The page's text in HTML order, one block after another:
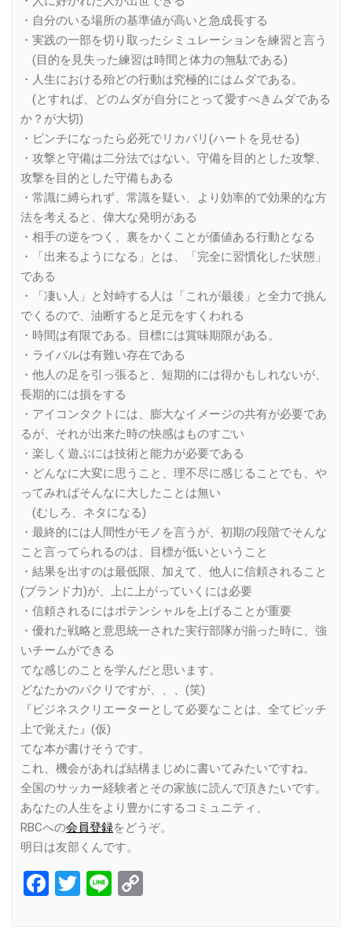
・自分のいる場所の基準値が高いと急成長する
・実践の一部を切り取ったシミュレーションを練習と言う
(目的を見失った練習は時間と体力の無駄である)
・人生における殆どの行動は究極的にはムダである。
(とすれば、どのムダが自分にとって愛すべきムダである
か？が大切)
・ピンチになったら必死でリカバリ(ハートを見せる)
・攻撃と守備は二分法ではない。守備を目的とした攻撃、
攻撃を目的とした守備もある
・常識に縛られず、常識を疑い、より効率的で効果的な方
法を考えると、偉大な発明がある
・相手の逆をつく、裏をかくことが価値ある行動となる
・「出来るようになる」とは、「完全に習慣化した状態」
である
・「凄い人」と対峙する人は「これが最後」と全力で挑ん
でくるので、油断すると足元をすくわれる
・時間は有限である。目標には賞味期限がある。
・ライバルは有難い存在である
・他人の足を引っ張ると、短期的には得かもしれないが、
長期的には損をする
・アイコンタクトには、膨大なイメージの共有が必要であ
るが、それが出来た時の快感はものすごい
・楽しく遊ぶには技術と能力が必要である
・どんなに大変に思うこと、理不尽に感じることでも、や
ってみればそんなに大したことは無い
(むしろ、ネタになる)
・最終的には人間性がモノを言うが、初期の段階でそんな
こと言ってられるのは、目標が低いということ
・結果を出すのは最低限、加えて、他人に信頼されること
(ブランド力)が、上に上がっていくには必要
・信頼されるにはポテンシャルを上げることが重要
・優れた戦略と意思統一された実行部隊が揃った時に、強
いチームができる
てな感じのことを学んだと思います。
どなたかのパクリですが、、、(笑)
『ビジネスクリエーターとして必要なことは、全てピッチ
上で覚えた』(仮)
てな本が書けそうです。
これ、機会があれば結構まじめに書いてみたいですね。
全国のサッカー経験者とその家族に読んで頂きたいです。
あなたの人生をより豊かにするコミュニティ、
RBCへの会員登録をどうぞ。
明日は友部くんです。
Facebook
Twitter
Line